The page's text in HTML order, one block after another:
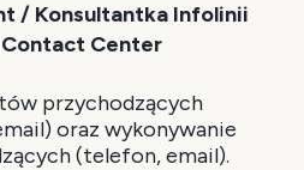
/ Konsultantka Infolinii
Contact Center
przychodzących
oraz wykonywanie
(telefon, email).